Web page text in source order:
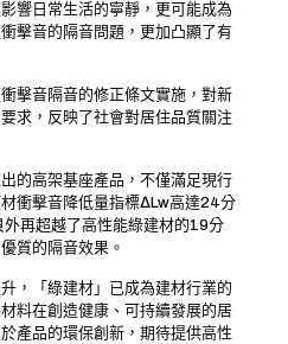
響日常生活的寧靜，更可能成為
擊音的隔音問題，更加凸顯了有
擊音隔音的修正條文實施，對新
求，反映了社會對居住品質關注
的高架基座產品，不僅滿足現行
衝擊音降低量指標ΔLw高達24分
再超越了高性能綠建材的19分
質的隔音效果。
，「綠建材」已成為建材行業的
料在創造健康、可持續發展的居
產品的環保創新，期待提供高性